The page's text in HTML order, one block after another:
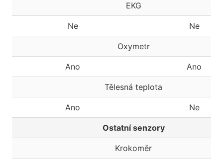
EKG
Ne Ne
Oxymetr
Ano Ano
Tělesná teplota
Ano Ne
Ostatní senzory
Krokoměr